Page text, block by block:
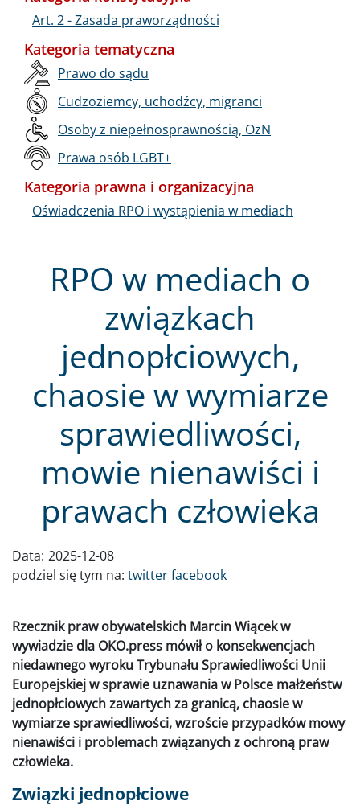
RPO w mediach o
związkach
jednopłciowych,
chaosie w wymiarze
sprawiedliwości,
mowie nienawiści i
prawach człowieka
Data: 2025-12-08
podziel się tym na: twitterfacebook
Rzecznik praw obywatelskich Marcin Wiącek w
wywiadzie dla OKO.press mówił o konsekwencjach
niedawnego wyroku Trybunału Sprawiedliwości Unii
Europejskiej w sprawie uznawania w Polsce małżeństw
jednopłciowych zawartych za granicą, chaosie w
wymiarze sprawiedliwości, wzroście przypadków mowy
nienawiści i problemach związanych z ochroną praw
człowieka.
Związki jednopłciowe
Art. 2 - Zasada praworządności
Kategoria tematyczna
Prawo do sądu
Cudzoziemcy, uchodźcy, migranci
Osoby z niepełnosprawnością, OzN
Prawa osób LGBT+
Kategoria prawna i organizacyjna
Oświadczenia RPO i wystąpienia w mediach